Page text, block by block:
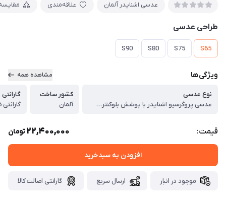
عدسی اشنایدر آلمان علاقه‌مندی
طراحی عدسی
S65
S75
S80
S90
ویژگی‌ها مشاهده همه
نوع عدسی
عدسی پروگرسیو اشنایدر با پوشش بلوکنترل رایگان 1.56 Schneider Progressive Clear
کشور ساخت
آلمان
گارانتی
گارانتی 36 ماهه پوشش عدسی
قیمت: 22,400,000تومان
افزودن به سبدخرید
موجود در انبار ارسال سریع گارانتی اصالت کالا